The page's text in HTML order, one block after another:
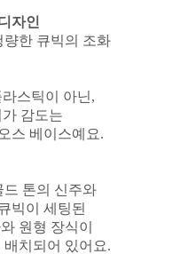
자인
한 큐빅의 조화
스틱이 아닌,
감도는
스 베이스예요.
드 톤의 신주와
빅이 세팅된
원형 장식이
치되어 있어요.